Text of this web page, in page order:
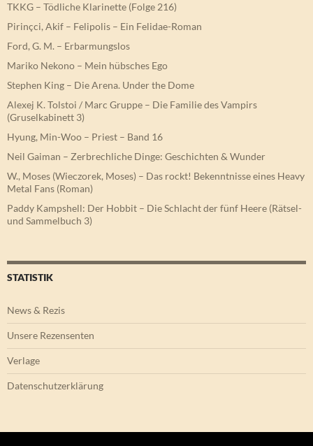
TKKG – Tödliche Klarinette (Folge 216)
Pirinçci, Akif – Felipolis – Ein Felidae-Roman
Ford, G. M. – Erbarmungslos
Mariko Nekono – Mein hübsches Ego
Stephen King – Die Arena. Under the Dome
Alexej K. Tolstoi / Marc Gruppe – Die Familie des Vampirs
(Gruselkabinett 3)
Hyung, Min-Woo – Priest – Band 16
Neil Gaiman – Zerbrechliche Dinge: Geschichten & Wunder
W., Moses (Wieczorek, Moses) – Das rockt! Bekenntnisse eines Heavy
Metal Fans (Roman)
Paddy Kampshell: Der Hobbit – Die Schlacht der fünf Heere (Rätsel-
und Sammelbuch 3)
STATISTIK
News & Rezis
Unsere Rezensenten
Verlage
Datenschutzerklärung